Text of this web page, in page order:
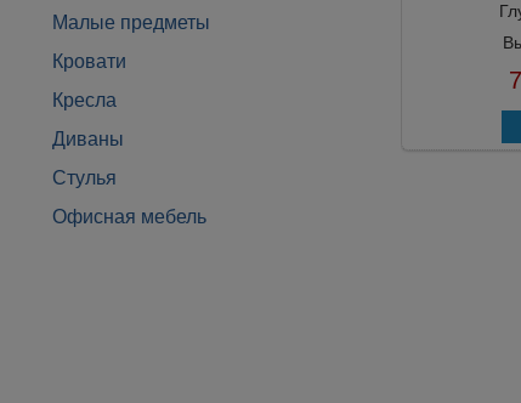
Малые предметы
Кровати
Кресла
Диваны
Стулья
Офисная мебель